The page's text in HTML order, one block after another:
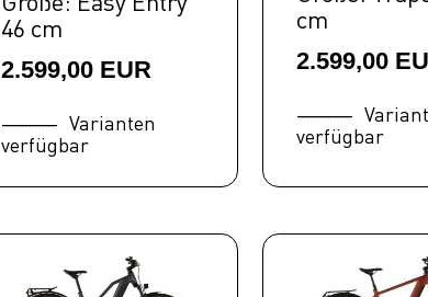
46 cm
2.599,00 EUR
Varianten
verfügbar
cm
2.599,00
verfügbar